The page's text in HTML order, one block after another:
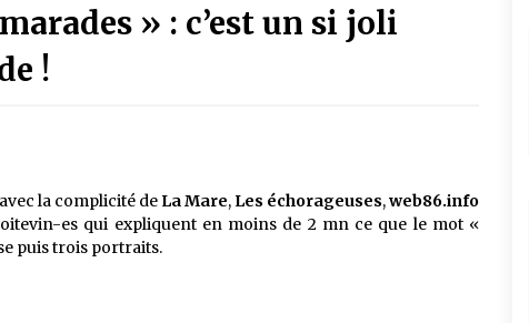
» : c’est un si joli
!
la complicité de La Mare, Les échorageuses,web86.info
es qui expliquent en moins de 2 mn ce que le mot «
puis trois portraits.